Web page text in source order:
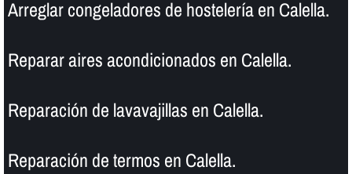
Arreglar congeladores de hostelerí­a en Calella.
Reparar aires acondicionados en Calella.
Reparación de lavavajillas en Calella.
Reparación de termos en Calella.